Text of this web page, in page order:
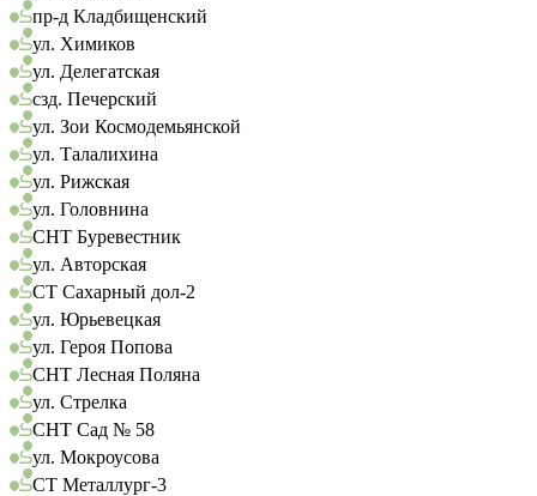
пр-д Кладбищенский
ул. Химиков
ул. Делегатская
сзд. Печерский
ул. Зои Космодемьянской
ул. Талалихина
ул. Рижская
ул. Головнина
СНТ Буревестник
ул. Авторская
СТ Сахарный дол-2
ул. Юрьевецкая
ул. Героя Попова
СНТ Лесная Поляна
ул. Стрелка
СНТ Сад № 58
ул. Мокроусова
СТ Металлург-3